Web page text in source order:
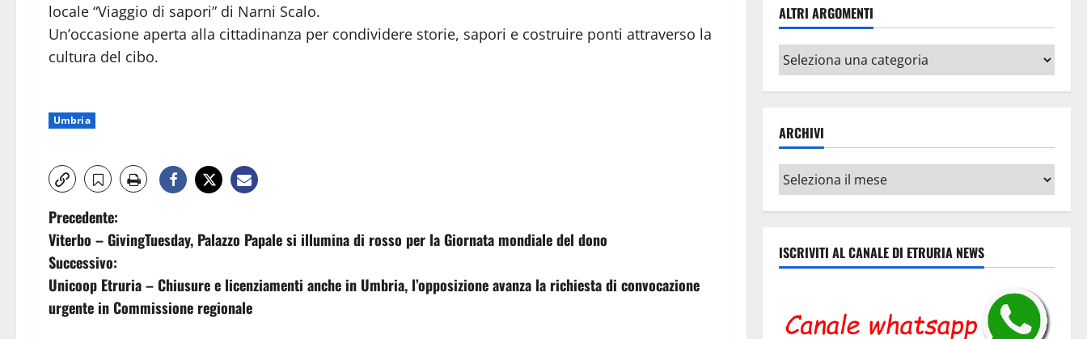
locale “Viaggio di sapori” di Narni Scalo.
Un’occasione aperta alla cittadinanza per condividere storie, sapori e costruire ponti attraverso la
cultura del cibo.
Umbria
N
a
v
i
Precedente:
Viterbo – GivingTuesday, Palazzo Papale si illumina di rosso per la Giornata mondiale del dono
Successivo:
Unicoop Etruria – Chiusure e licenziamenti anche in Umbria, l’opposizione avanza la richiesta di convocazione
urgente in Commissione regionale
ALTRI ARGOMENTI
Altri
argomenti
ARCHIVI
Archivi
ISCRIVITI AL CANALE DI ETRURIA NEWS